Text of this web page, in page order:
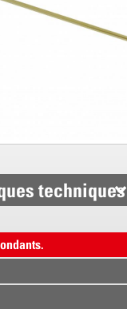
techniques